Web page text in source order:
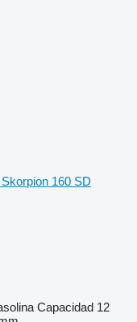
160 SD
Capacidad 12